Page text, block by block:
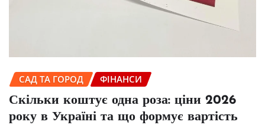
САД ТА ГОРОД ФІНАНСИ
Скільки коштує одна роза: ціни 2026
року в Україні та що формує вартість